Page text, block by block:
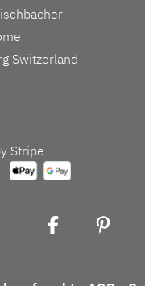
Switzerland
Stripe